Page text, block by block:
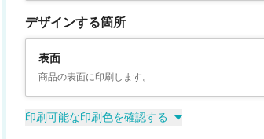
デザインする箇所
表面
商品の表面に印刷します。
印刷可能な印刷色を確認する